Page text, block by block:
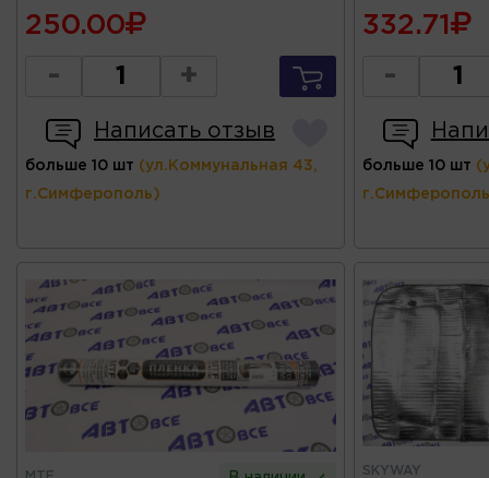
250.00
- +
Написать отзыв
больше 10 шт (ул.Коммунальная 43,
г.Симферополь)
332.71
-
больше 10 шт
SKYWAY